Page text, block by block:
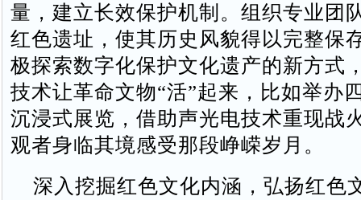
量，建立长效保护机制。组织专业团
红色遗址，使其历史风貌得以完整保
极探索数字化保护文化遗产的新方式
技术让革命文物“活”起来，比如举办
沉浸式展览，借助声光电技术重现战
观者身临其境感受那段峥嵘岁月。
深入挖掘红色文化内涵，弘扬红色